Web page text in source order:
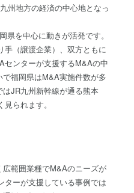
州地方の経済の中心地となっ
を中心に動きが活発です。
手（譲渡企業）、双方ともに
センターが支援するM&Aの中
福岡県はM&A実施件数が多
JR九州新幹線が通る熊本
られます。
範囲業種でM&Aのニーズが
ターが支援している事例では